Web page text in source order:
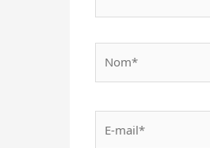
mail*